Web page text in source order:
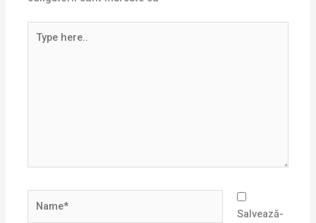
here..
Salvează-